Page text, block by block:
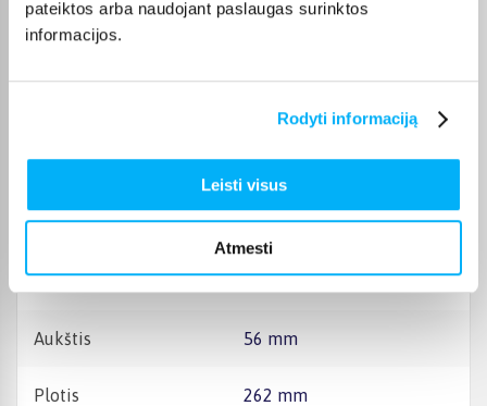
pateiktos arba naudojant paslaugas surinktos
informacijos.
Rodyti informaciją
Leisti visus
Atmesti
Gamintojas
CE sertifikatas
atitinka Europos Sąjungos
reikalavimus žaislams. CE
žymą rasite ant pakuotės.
Išsaugokite gamintojo ir
importuotojo rekvizitus
ateičiai. Jie nurodyti ant
Kilmės šalis Vengrija
Aukštis 56 mm
Plotis 262 mm